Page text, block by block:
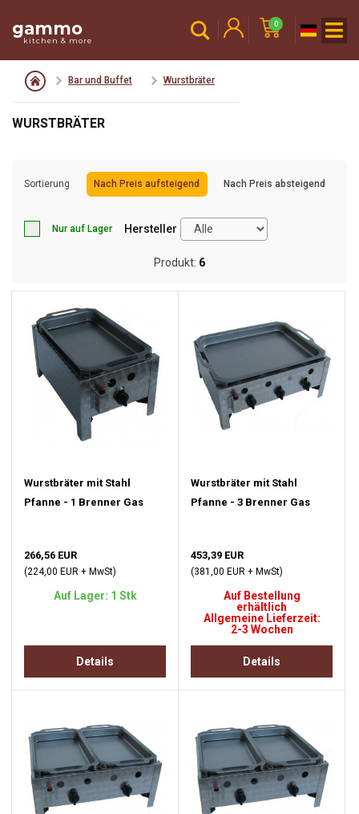
gammo
kitchen & more
0
Bar und Buffet Wurstbräter
WURSTBRÄTER
Sortierung Nach Preis aufsteigend Nach Preis absteigend
Nur auf Lager Hersteller
Produkt: 6
Wurstbräter mit Stahl
Pfanne - 1 Brenner Gas
266,56 EUR
(224,00 EUR + MwSt)
Auf Lager: 1 Stk
Details
Wurstbräter mit Stahl
Pfanne - 3 Brenner Gas
453,39 EUR
(381,00 EUR + MwSt)
Auf Bestellung
erhältlich
Allgemeine Lieferzeit:
2-3 Wochen
Details